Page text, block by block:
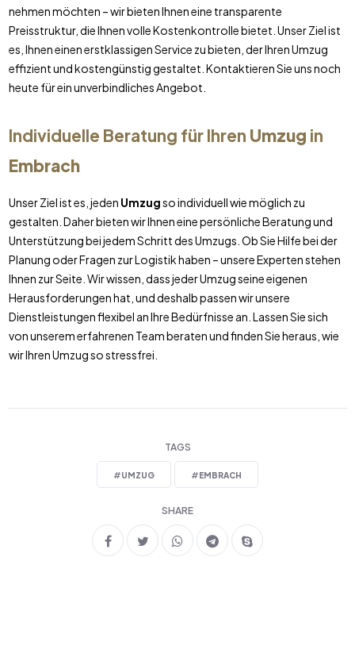
nehmen möchten – wir bieten Ihnen eine transparente
Preisstruktur, die Ihnen volle Kostenkontrolle bietet. Unser Ziel ist
es, Ihnen einen erstklassigen Service zu bieten, der Ihren Umzug
effizient und kostengünstig gestaltet. Kontaktieren Sie uns noch
heute für ein unverbindliches Angebot.
Individuelle Beratung für Ihren Umzug in
Embrach
Unser Ziel ist es, jeden Umzugso individuell wie möglich zu
gestalten. Daher bieten wir Ihnen eine persönliche Beratung und
Unterstützung bei jedem Schritt des Umzugs. Ob Sie Hilfe bei der
Planung oder Fragen zur Logistik haben – unsere Experten stehen
Ihnen zur Seite. Wir wissen, dass jeder Umzug seine eigenen
Herausforderungen hat, und deshalb passen wir unsere
Dienstleistungen flexibel an Ihre Bedürfnisse an. Lassen Sie sich
von unserem erfahrenen Team beraten und finden Sie heraus, wie
wir Ihren Umzug so stressfrei.
TAGS
#UMZUG #EMBRACH
SHARE